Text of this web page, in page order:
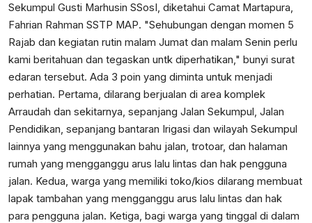
Sekumpul Gusti Marhusin SSosI, diketahui Camat Martapura,
Fahrian Rahman SSTP MAP. "Sehubungan dengan momen 5
Rajab dan kegiatan rutin malam Jumat dan malam Senin perlu
kami beritahuan dan tegaskan untk diperhatikan," bunyi surat
edaran tersebut. Ada 3 poin yang diminta untuk menjadi
perhatian. Pertama, dilarang berjualan di area komplek
Arraudah dan sekitarnya, sepanjang Jalan Sekumpul, Jalan
Pendidikan, sepanjang bantaran Irigasi dan wilayah Sekumpul
lainnya yang menggunakan bahu jalan, trotoar, dan halaman
rumah yang mengganggu arus lalu lintas dan hak pengguna
jalan. Kedua, warga yang memiliki toko/kios dilarang membuat
lapak tambahan yang mengganggu arus lalu lintas dan hak
para pengguna jalan. Ketiga, bagi warga yang tinggal di dalam